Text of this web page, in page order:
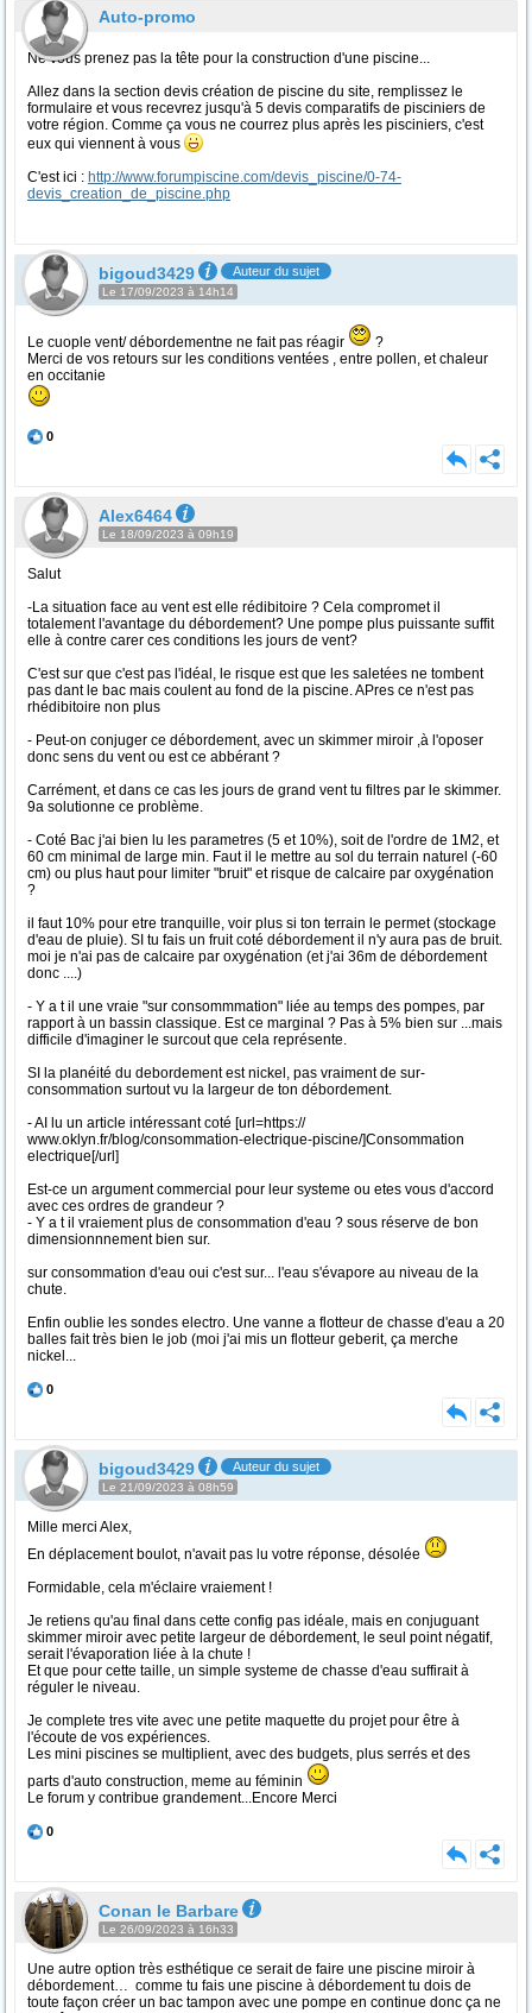
Auto-promo
Ne vous prenez pas la tête pour la construction d'une piscine...
Allez dans la section devis création de piscine du site, remplissez le
formulaire et vous recevrez jusqu'à 5 devis comparatifs de pisciniers de
votre région. Comme ça vous ne courrez plus après les pisciniers, c'est
eux qui viennent à vous
C'est ici : http://www.forumpiscine.com/devis_piscine/0-74-
devis_creation_de_piscine.php
bigoud3429 Auteur du sujet
Le 17/09/2023 à 14h14
Le cuople vent/ débordementne ne fait pas réagir
?
Merci de vos retours sur les conditions ventées , entre pollen, et chaleur
en occitanie
0
Alex6464
Le 18/09/2023 à 09h19
Salut
-La situation face au vent est elle rédibitoire ? Cela compromet il
totalement l'avantage du débordement? Une pompe plus puissante suffit
elle à contre carer ces conditions les jours de vent?
C'est sur que c'est pas l'idéal, le risque est que les saletées ne tombent
pas dant le bac mais coulent au fond de la piscine. APres ce n'est pas
rhédibitoire non plus
- Peut-on conjuger ce débordement, avec un skimmer miroir ,à l'oposer
donc sens du vent ou est ce abbérant ?
Carrément, et dans ce cas les jours de grand vent tu filtres par le skimmer.
9a solutionne ce problème.
- Coté Bac j'ai bien lu les parametres (5 et 10%), soit de l'ordre de 1M2, et
60 cm minimal de large min. Faut il le mettre au sol du terrain naturel (-60
cm) ou plus haut pour limiter "bruit" et risque de calcaire par oxygénation
?
il faut 10% pour etre tranquille, voir plus si ton terrain le permet (stockage
d'eau de pluie). SI tu fais un fruit coté débordement il n'y aura pas de bruit.
moi je n'ai pas de calcaire par oxygénation (et j'ai 36m de débordement
donc ....)
- Y a t il une vraie "sur consommmation" liée au temps des pompes, par
rapport à un bassin classique. Est ce marginal ? Pas à 5% bien sur ...mais
difficile d'imaginer le surcout que cela représente.
SI la planéité du debordement est nickel, pas vraiment de sur-
consommation surtout vu la largeur de ton débordement.
- AI lu un article intéressant coté [url=https://
www.oklyn.fr/blog/consommation-electrique-piscine/]Consommation
electrique[/url]
Est-ce un argument commercial pour leur systeme ou etes vous d'accord
avec ces ordres de grandeur ?
- Y a t il vraiement plus de consommation d'eau ? sous réserve de bon
dimensionnnement bien sur.
sur consommation d'eau oui c'est sur... l'eau s'évapore au niveau de la
chute.
Enfin oublie les sondes electro. Une vanne a flotteur de chasse d'eau a 20
balles fait très bien le job (moi j'ai mis un flotteur geberit, ça merche
nickel...
0
bigoud3429 Auteur du sujet
Le 21/09/2023 à 08h59
Mille merci Alex,
En déplacement boulot, n'avait pas lu votre réponse, désolée
Formidable, cela m'éclaire vraiement !
Je retiens qu'au final dans cette config pas idéale, mais en conjuguant
skimmer miroir avec petite largeur de débordement, le seul point négatif,
serait l'évaporation liée à la chute !
Et que pour cette taille, un simple systeme de chasse d'eau suffirait à
réguler le niveau.
Je complete tres vite avec une petite maquette du projet pour être à
l'écoute de vos expériences.
Les mini piscines se multiplient, avec des budgets, plus serrés et des
parts d'auto construction, meme au féminin
Le forum y contribue grandement...Encore Merci
0
Conan le Barbare
Le 26/09/2023 à 16h33
Une autre option très esthétique ce serait de faire une piscine miroir à
débordement… comme tu fais une piscine à débordement tu dois de
toute façon créer un bac tampon avec une pompe en continue donc ça ne